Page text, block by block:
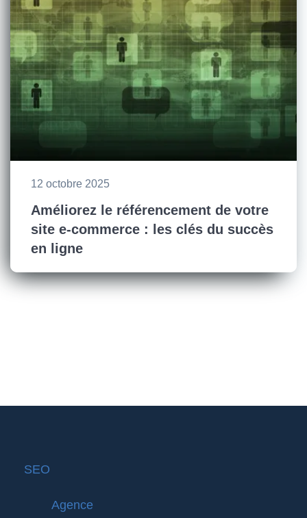
12 octobre 2025
Améliorez le référencement de votre
site e-commerce : les clés du succès
en ligne
SEO
Agence